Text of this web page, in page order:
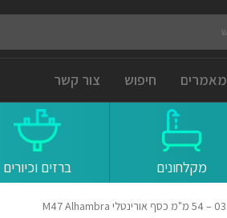
מאמרים חיפוש צור קשר
מקלחונים ברזים וכיורים